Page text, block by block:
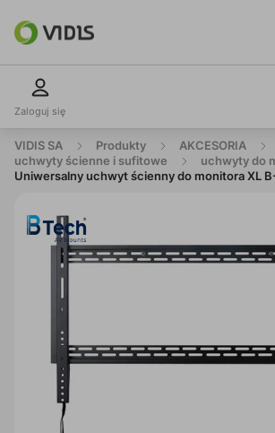
Zaloguj się
VIDIS SA Produkty
AKCESORIA
uchwyty ścienne i sufitowe
uchwyty do
Uniwersalny uchwyt ścienny do monitora XL